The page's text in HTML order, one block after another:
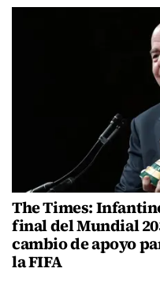
The Times:
final del Mundial
cambio de apoyo
la FIFA